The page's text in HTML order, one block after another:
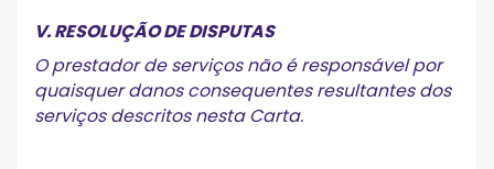
V. RESOLUÇÃO DE DISPUTAS
O prestador de serviços não é responsável por
quaisquer danos consequentes resultantes dos
serviços descritos nesta Carta.